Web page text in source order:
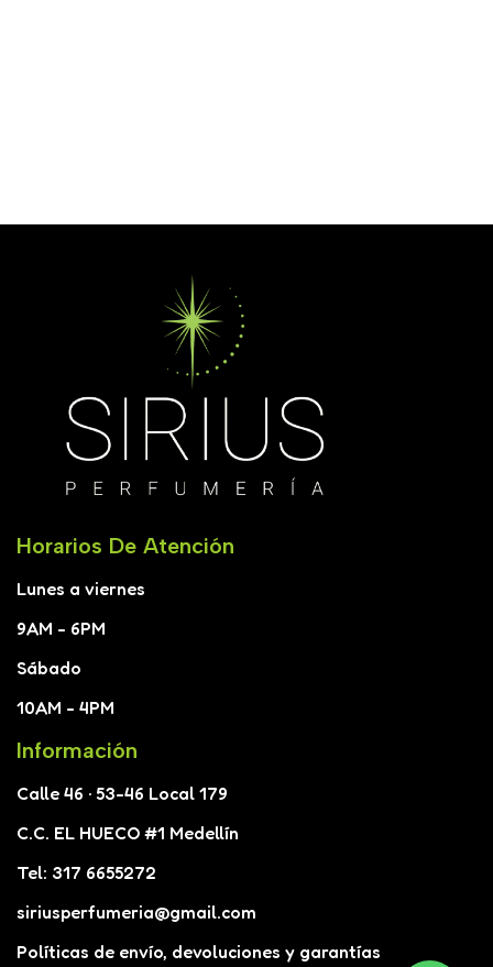
Horarios De Atención
Lunes a viernes
9AM - 6PM
Sábado
10AM - 4PM
Información
Calle 46 · 53-46 Local 179
C.C. EL HUECO #1 Medellín
Tel: 317 6655272
siriusperfumeria@gmail.com
Políticas de envío, devoluciones y garantías